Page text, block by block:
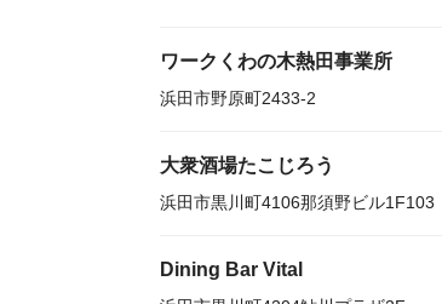
ワークくわの木熱田事業所
浜田市野原町2433-2
大衆酒場たこじろう
浜田市黒川町4106那須野ビル1F103
Dining Bar Vital